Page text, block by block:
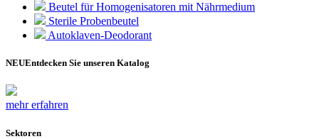
Beutel für Homogenisatoren mit Nährmedium
Sterile Probenbeutel
Autoklaven-Deodorant
NEUEntdecken Sie unseren Katalog
mehr erfahren
Sektoren